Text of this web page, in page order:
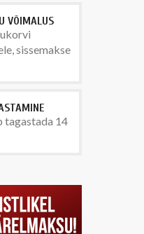
VÕIMALUS
sissemakse
tagastada 14